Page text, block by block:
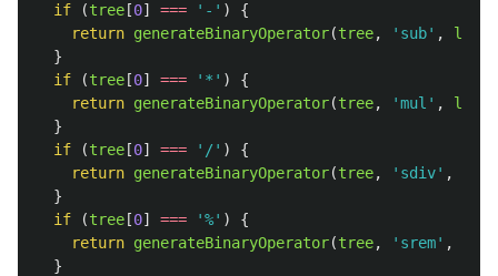
if
(tree [0] === ' - ' )
{
return generateBinaryOperator(tree, ' sub' , lctx
}
if
(tree [0] === ' * ' )
{
return generateBinaryOperator(tree, 'mul ' , lctx
}
if
(tree [0] === ' /' )
{
return generateBinaryOperator(tree, ' sdiv' ,
}
if
(tree [0] === '%' )
{
return generateBinaryOperator(tree, ' srem' ,
}